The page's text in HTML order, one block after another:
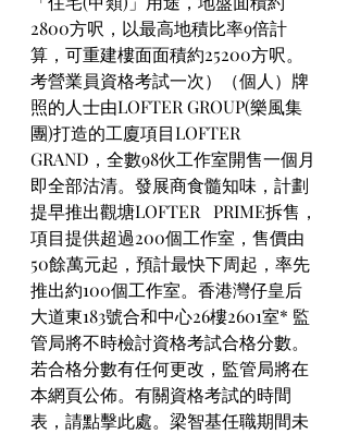
2800方呎，以最高地積比率9倍計
算，可重建樓面面積約25200方呎。
考營業員資格考試一次）（個人）牌
照的人士由LOFTER GROUP(樂風集
團)打造的工廈項目LOFTER
GRAND，全數98伙工作室開售一個月
即全部沽清。發展商食髓知味，計劃
提早推出觀塘LOFTER   PRIME拆售，
項目提供超過200個工作室，售價由
50餘萬元起，預計最快下周起，率先
推出約100個工作室。香港灣仔皇后
大道東183號合和中心26樓2601室* 監
管局將不時檢討資格考試合格分數。
若合格分數有任何更改，監管局將在
本網頁公佈。有關資格考試的時間
表，請點擊此處。梁智基任職期間未